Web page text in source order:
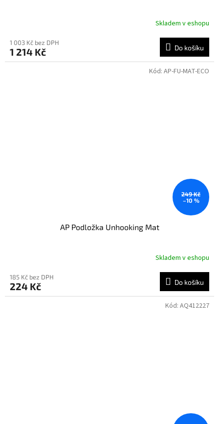
Skladem v eshopu
1 003 Kč bez DPH
1 214 Kč Do košíku
249 Kč
–10 %
AP Podložka Unhooking Mat
Skladem v eshopu
185 Kč bez DPH
224 Kč Do košíku
Kód: AP-FU-MAT-ECO
Kód: AQ412227